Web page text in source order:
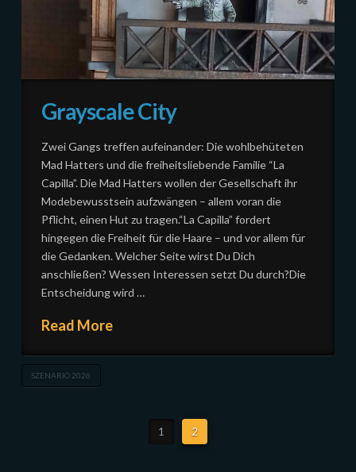
Grayscale City
Zwei Gangs treffen aufeinander: Die wohlbehüteten
Mad Hatters und die freiheitsliebende Familie “La
Capilla”. Die Mad Hatters wollen der Gesellschaft ihr
Modebewusstsein aufzwängen – allem voran die
Pflicht, einen Hut zu tragen.“La Capilla” fordert
hingegen die Freiheit für die Haare – und vor allem für
die Gedanken. Welcher Seite wirst Du Dich
anschließen? Wessen Interessen setzt Du durch?Die
Entscheidung wird …
Read More
SZENARIO 2026
1 2